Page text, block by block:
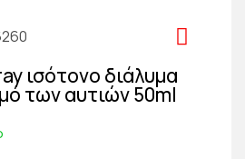
ισότονο διάλυμα
των αυτιών 50ml